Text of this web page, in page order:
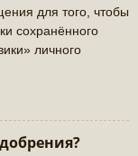
для того, чтобы
сохранённого
личного